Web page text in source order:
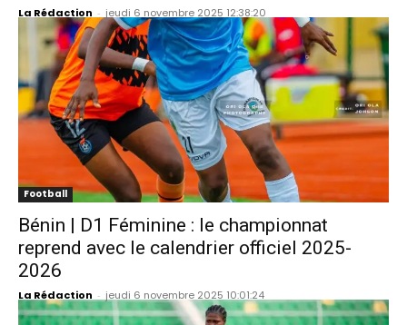
La Rédaction - jeudi 6 novembre 2025 12:38:20
Football
Bénin | D1 Féminine : le championnat
reprend avec le calendrier officiel 2025-
2026
La Rédaction - jeudi 6 novembre 2025 10:01:24